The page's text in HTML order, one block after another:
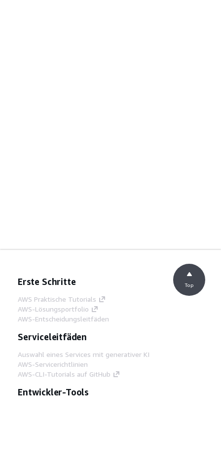
Erste Schritte
AWS Praktische Tutorials
AWS-Lösungsportfolio
AWS-Entscheidungsleitfäden
Serviceleitfäden
Auswahl eines Services mit generativer KI
AWS-Servicerichtlinien
AWS-CLI-Tutorials auf GitHub
Entwickler-Tools
Top